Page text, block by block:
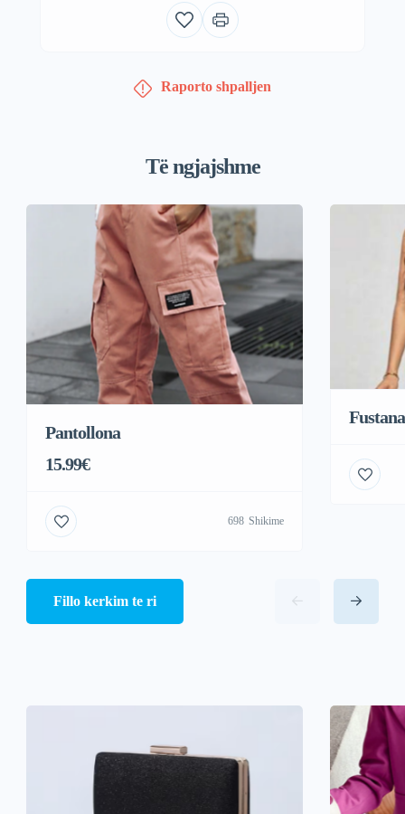
Raporto shpalljen
Të ngjajshme
Pantollona
15.99€
698 Shikime
Fustana
Fillo kerkim te ri